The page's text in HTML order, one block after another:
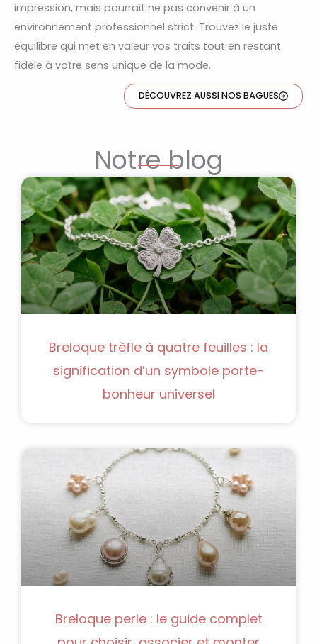
impression, mais pourrait ne pas convenir à un
environnement professionnel strict. Trouvez le juste
équilibre qui met en valeur vos traits tout en restant
fidèle à votre sens unique de la mode.
DÉCOUVREZ AUSSI NOS BAGUES
Notre blog
Breloque trèfle à quatre feuilles : la
signification d’un symbole porte-
bonheur universel
Breloque perle : le guide complet